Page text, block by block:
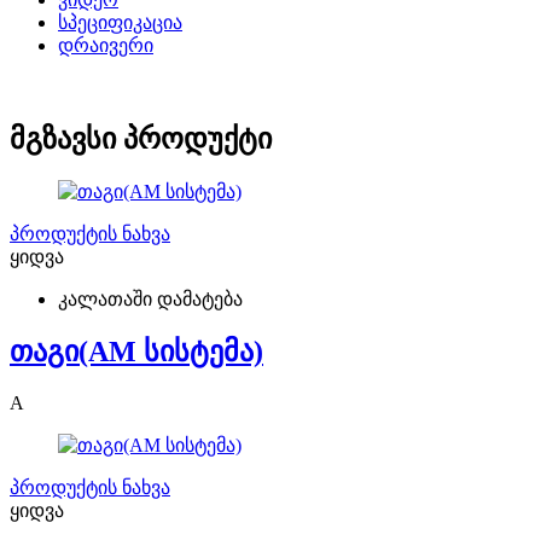
სპეციფიკაცია
დრაივერი
მგზავსი პროდუქტი
პროდუქტის ნახვა
ყიდვა
კალათაში დამატება
თაგი(AM სისტემა)
A
პროდუქტის ნახვა
ყიდვა